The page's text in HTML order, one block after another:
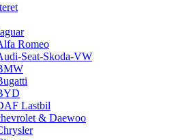
Romeo
Seat-Skoda-VW
Lastbil
& Daewoo